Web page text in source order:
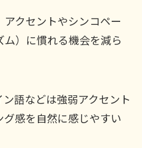
クセントやシンコペー
）に慣れる機会を減ら
語などは強弱アクセント
感を自然に感じやすい